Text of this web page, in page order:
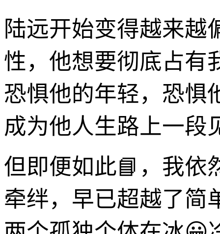
陆远开始变得越来越
性，他想要彻底占有
恐惧他的年轻，恐惧
成为他人生路上一段
但即便如此📘，我依
牵绊，早已超越了简